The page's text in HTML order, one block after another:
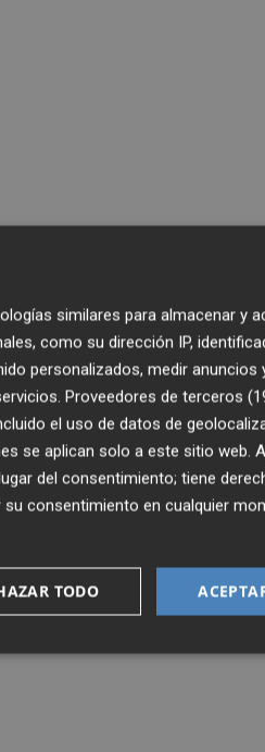
similares para almacenar y
como su dirección IP,
personalizados, medir anuncios
Proveedores de terceros
el uso de datos de
se aplican solo a este sitio web.
del consentimiento; tiene
su consentimiento en cualquier
TODO